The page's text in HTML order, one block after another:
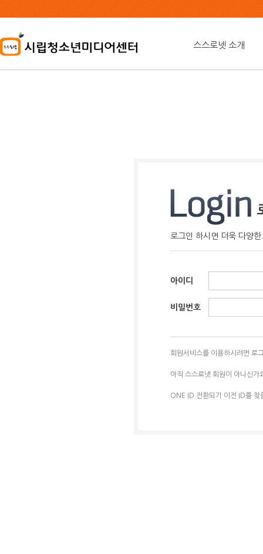
본
문
용
바
가
스스로넷 소개
로그인 하시면 더욱 다양
아이디
비밀번호
회원서비스를 이용하시려면 로
아직 스스로넷 회원이 아니신가
ONE ID 전환되기 이전 ID를 찾